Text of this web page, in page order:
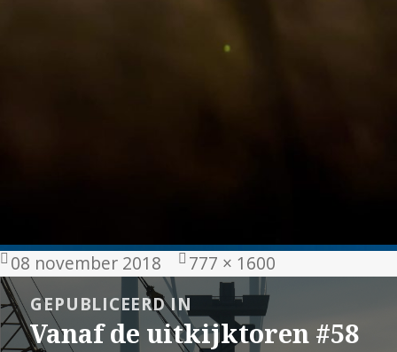
Geplaatst
op
08 november 2018
Volledige
grootte
777 × 1600
Bericht
navigatieGEPUBLICEERD IN
Vanaf de uitkijktoren #58